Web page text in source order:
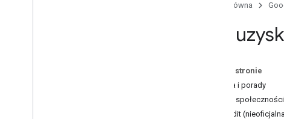
Strona główna
Jak
Na tej stronie
Pytania i porady
Fora
Reddit